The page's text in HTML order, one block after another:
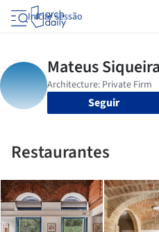
Iniciar sessão
Seguir
Restaurantes